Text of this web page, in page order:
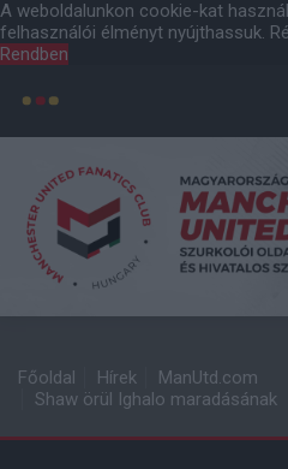
A weboldalunkon cookie-kat
felhasználói élményt nyújthassuk.
Rendben
Főoldal Hírek
ManUtd.com
Shaw örül Ighalo maradásának